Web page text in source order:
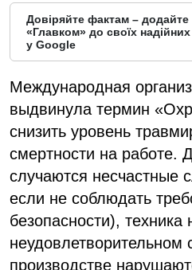
Довіряйте фактам – додайте
«Главком» до своїх
у Google
Международная
выдвинула термин
снизить уровень
смертности на работе.
случаются несчастные
если не соблюдать
безопасности), техника
неудовлетворительном
производстве